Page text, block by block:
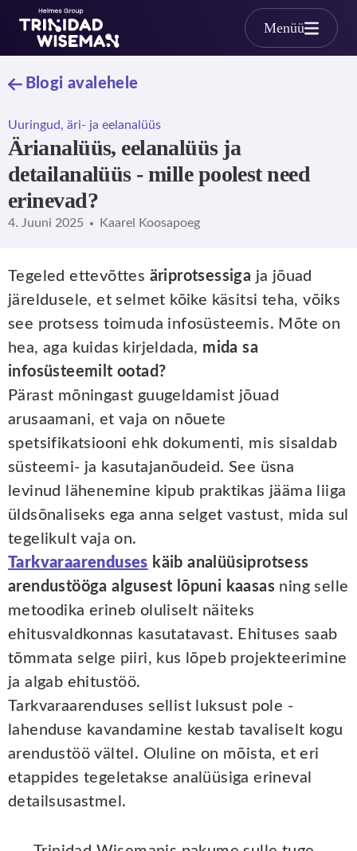
Skip to main content
Menüü
Blogi avalehele
Uuringud, äri- ja eelanalüüs
Ärianalüüs, eelanalüüs ja
detailanalüüs - mille poolest need
erinevad?
4. Juuni 2025 Kaarel Koosapoeg
Tegeled ettevõttes äriprotsessiga ja jõuad
järeldusele, et selmet kõike käsitsi teha, võiks
see protsess toimuda infosüsteemis. Mõte on
hea, aga kuidas kirjeldada, mida sa
infosüsteemilt ootad?
Pärast mõningast guugeldamist jõuad
arusaamani, et vaja on nõuete
spetsifikatsiooni ehk dokumenti, mis sisaldab
süsteemi- ja kasutajanõudeid. See üsna
levinud lähenemine kipub praktikas jääma liiga
üldsõnaliseks ega anna selget vastust, mida sul
tegelikult vaja on.
Tarkvaraarenduses käib analüüsiprotsess
arendustööga algusest lõpuni kaasas ning selle
metoodika erineb oluliselt näiteks
ehitusvaldkonnas kasutatavast. Ehituses saab
tõmmata selge piiri, kus lõpeb projekteerimine
ja algab ehitustöö.
Tarkvaraarenduses sellist luksust pole -
lahenduse kavandamine kestab tavaliselt kogu
arendustöö vältel. Oluline on mõista, et eri
etappides tegeletakse analüüsiga erineval
detailsusastmel.